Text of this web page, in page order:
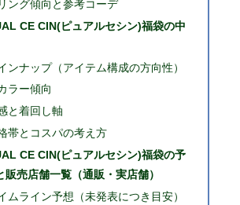
ング傾向と参考コーデ
CE CIN(ピュアルセシン)福袋の中
ンナップ（アイテム構成の方向性）
ラー傾向
と着回し軸
帯とコスパの考え方
CE CIN(ピュアルセシン)福袋の予
販売店舗一覧（通販・実店舗）
ムライン予想（未発表につき目安）